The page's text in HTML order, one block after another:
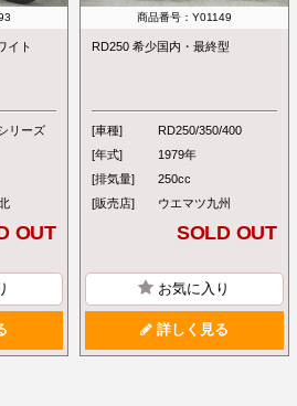
イト
リーズ
OUT
商品番号：Y01149
RD250 希少国内・最終型
[車種]
RD250/350/400
[年式]
1979年
[排気量]
250cc
[販売店]
ウエマツ九州
SOLD OUT
お気に入り
詳しく見る